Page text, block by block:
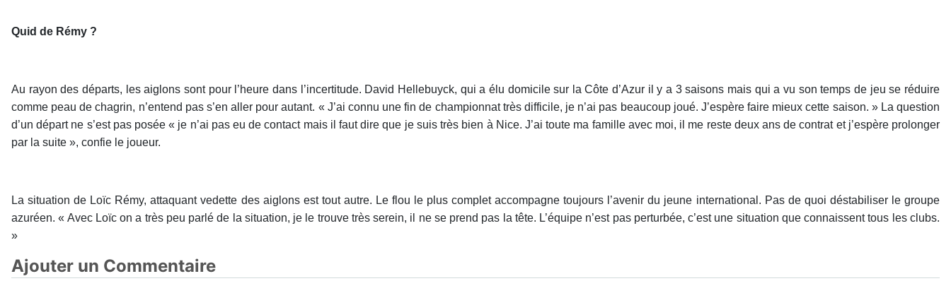
Quid de Rémy ?
Au rayon des départs, les aiglons sont pour l’heure dans l’incertitude. David Hellebuyck, qui a élu domicile sur la Côte d’Azur il y a 3 saisons mais qui a vu son temps de jeu se réduire
comme peau de chagrin, n’entend pas s’en aller pour autant. « J’ai connu une fin de championnat très difficile, je n’ai pas beaucoup joué. J’espère faire mieux cette saison. » La question
d’un départ ne s’est pas posée « je n’ai pas eu de contact mais il faut dire que je suis très bien à Nice. J’ai toute ma famille avec moi, il me reste deux ans de contrat et j’espère prolonger
par la suite », confie le joueur.
La situation de Loïc Rémy, attaquant vedette des aiglons est tout autre. Le flou le plus complet accompagne toujours l’avenir du jeune international. Pas de quoi déstabiliser le groupe
azuréen. « Avec Loïc on a très peu parlé de la situation, je le trouve très serein, il ne se prend pas la tête. L’équipe n’est pas perturbée, c’est une situation que connaissent tous les clubs.
»
Ajouter un Commentaire